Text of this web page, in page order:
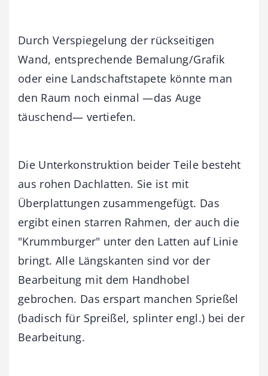
Durch Verspiegelung der rückseitigen
Wand, entsprechende Bemalung/Grafik
oder eine Landschaftstapete könnte man
den Raum noch einmal —das Auge
täuschend— vertiefen.
Die Unterkonstruktion beider Teile besteht
aus rohen Dachlatten. Sie ist mit
Überplattungen zusammengefügt. Das
ergibt einen starren Rahmen, der auch die
"Krummburger" unter den Latten auf Linie
bringt. Alle Längskanten sind vor der
Bearbeitung mit dem Handhobel
gebrochen. Das erspart manchen Sprießel
(badisch für Spreißel, splinter engl.) bei der
Bearbeitung.